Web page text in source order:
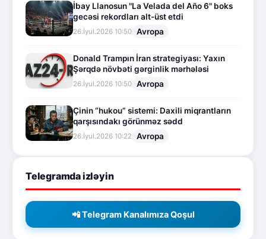
İbay Llanosun "La Velada del Año 6" boks
gecəsi rekordları alt-üst etdi
26.İyul.2026 10:50 Avropa
Donald Trampın İran strategiyası: Yaxın
Şərqdə növbəti gərginlik mərhələsi
26.İyul.2026 10:50 Avropa
Çinin “hukou” sistemi: Daxili miqrantların
qarşısındakı görünməz sədd
26.İyul.2026 10:22 Avropa
Telegramda izləyin
📲 Telegram Kanalımıza Qoşul